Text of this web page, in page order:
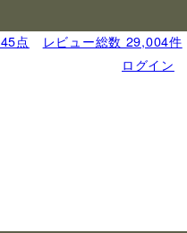
点
レビュー総数 29,004件
ログイン